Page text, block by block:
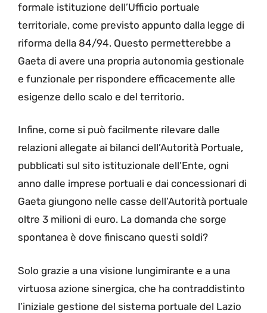
formale istituzione dell’Ufficio portuale
territoriale, come previsto appunto dalla legge di
riforma della 84/94. Questo permetterebbe a
Gaeta di avere una propria autonomia gestionale
e funzionale per rispondere efficacemente alle
esigenze dello scalo e del territorio.
Infine, come si può facilmente rilevare dalle
relazioni allegate ai bilanci dell’Autorità Portuale,
pubblicati sul sito istituzionale dell’Ente, ogni
anno dalle imprese portuali e dai concessionari di
Gaeta giungono nelle casse dell’Autorità portuale
oltre 3 milioni di euro. La domanda che sorge
spontanea è dove finiscano questi soldi?
Solo grazie a una visione lungimirante e a una
virtuosa azione sinergica, che ha contraddistinto
l’iniziale gestione del sistema portuale del Lazio